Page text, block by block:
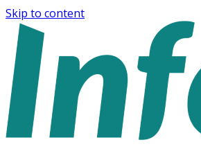
Skip to content